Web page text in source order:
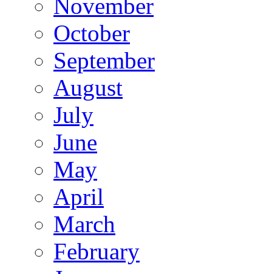
November
October
September
August
July
June
May
April
March
February